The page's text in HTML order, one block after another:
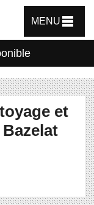
MENU
et